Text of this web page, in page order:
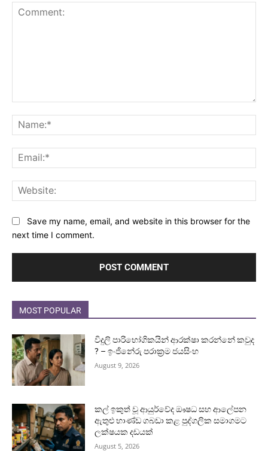
Save my name, email, and website in this browser for the
next time I comment.
MOST POPULAR
විදුලි පාරිභෝගිකයින් ආරක්ෂා කරන්නේ කවුද
? – ඉංජිනේරු පරාක්‍රම ජයසිංහ
August 9, 2026
කල් ඉකුත් වූ ආයුර්වේද ඖෂධ සහ ආලේපන
ඇතුළු භාණ්ඩ ගබඩා කළ පුද්ගලික සමාගමට
ලක්ෂයක දඩයක්
August 5, 2026